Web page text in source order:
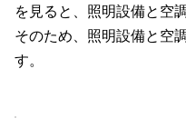
を見ると、照明設備と空
そのため、照明設備と空
す。